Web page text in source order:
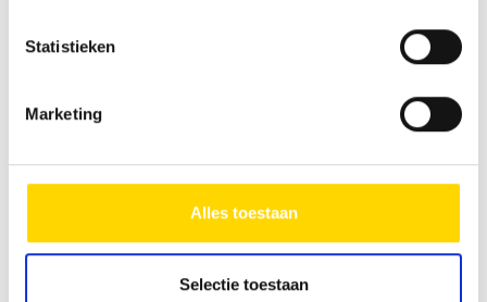
Statistieken
Marketing
Alles toestaan
Selectie toestaan